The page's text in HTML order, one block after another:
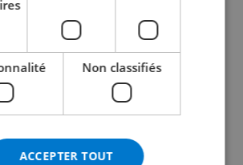
long du petit boulevard. Et les
évidence, vous obtiendrez cela aux
plageà la plage de Fenals!
de Fenals. C'est un bar
Non classifiés
ACCEPTER TOUT